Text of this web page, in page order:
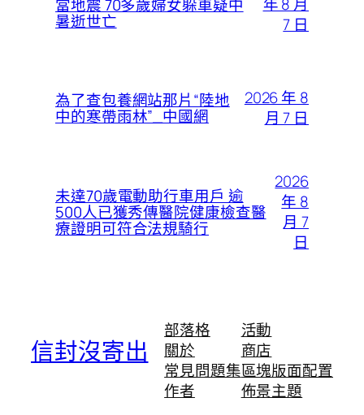
當地震 70多歲婦女躲車疑中
暑逝世亡
7 日
為了查包養網站那片“陸地
中的寒帶雨林”_中國網
2026 年 8
月 7 日
未達70歲電動助行車用戶 逾
500人已獲秀傳醫院健康檢查醫
療證明可符合法規騎行
2026
年 8
月 7
日
信封沒寄出
部落格
關於
常見問題集
作者
活動
商店
區塊版面配置
佈景主題